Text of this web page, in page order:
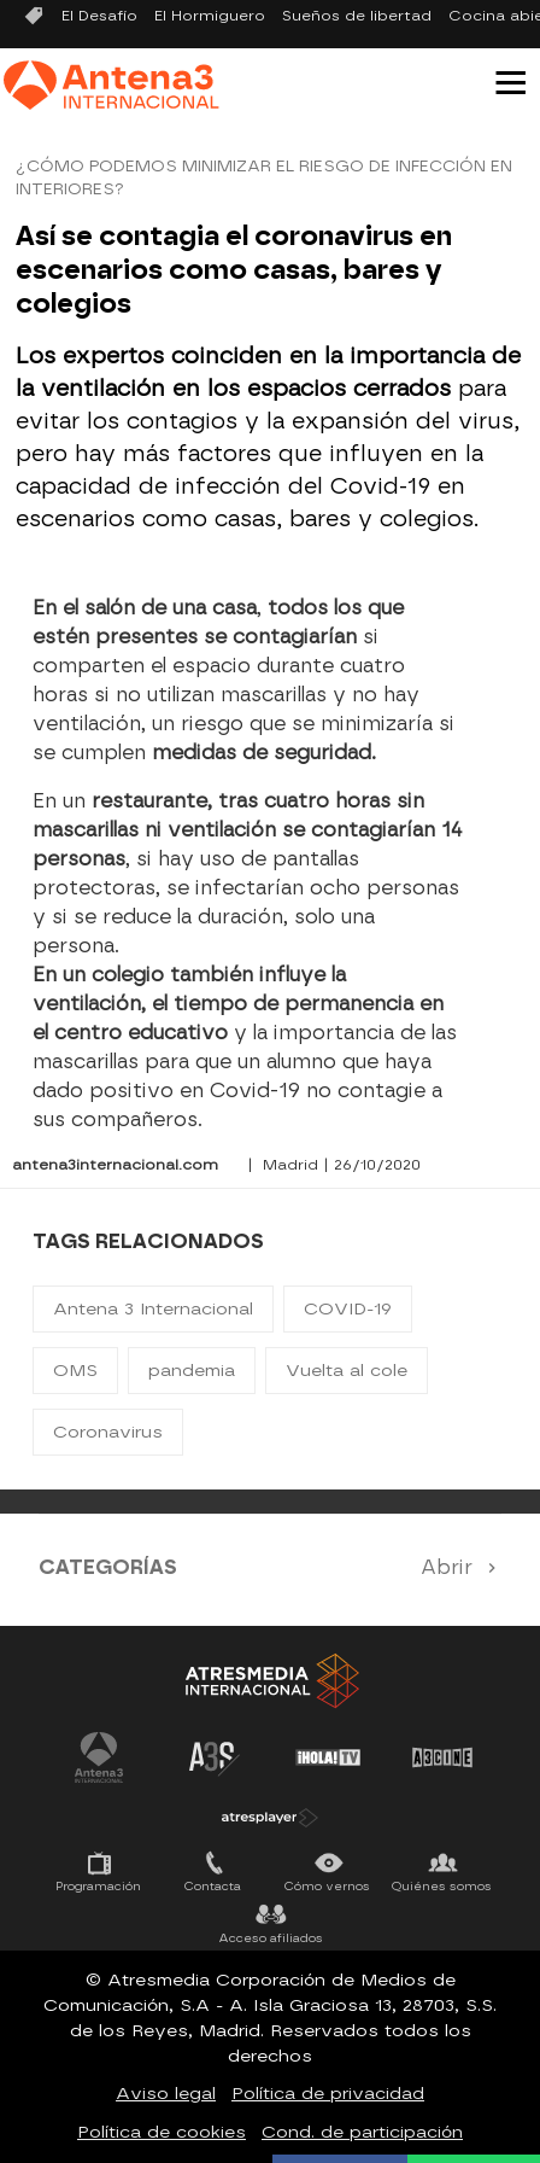
El Desafío El Hormiguero Sueños de libertad Cocina
¿CÓMO PODEMOS MINIMIZAR EL RIESGO DE INFECCIÓN EN
INTERIORES?
Así se contagia el coronavirus en
escenarios como casas, bares y
colegios
Los expertos coinciden en la importancia de
la ventilación en los espacios cerrados para
evitar los contagios y la expansión del virus,
pero hay más factores que influyen en la
capacidad de infección del Covid-19 en
escenarios como casas, bares y colegios.
En el salón de una casa, todos los que
estén presentes se contagiarían si
comparten el espacio durante cuatro
horas si no utilizan mascarillas y no hay
ventilación, un riesgo que se minimizaría si
se cumplen medidas de seguridad.
En un restaurante, tras cuatro horas sin
mascarillas ni ventilación se contagiarían 14
personas, si hay uso de pantallas
protectoras, se infectarían ocho personas
y si se reduce la duración, solo una
persona.
En un colegio también influye la
ventilación, el tiempo de permanencia en
el centro educativo y la importancia de las
mascarillas para que un alumno que haya
dado positivo en Covid-19 no contagie a
sus compañeros.
antena3internacional.com | Madrid | 26/10/2020
TAGS RELACIONADOS
Antena 3 Internacional COVID-19
OMS pandemia Vuelta al cole
Coronavirus
CATEGORÍAS Abrir
Antena 3 Noticias El Hormiguero
Tu cara me suena Pasapalabra
Programación Contacta Cómo vernos Quiénes somos
Acceso afiliados
© Atresmedia Corporación de Medios de
Comunicación, S.A - A. Isla Graciosa 13, 28703, S.S.
de los Reyes, Madrid. Reservados todos los
derechos
Aviso legal
Política de privacidad
Política de cookies
Cond. de participación